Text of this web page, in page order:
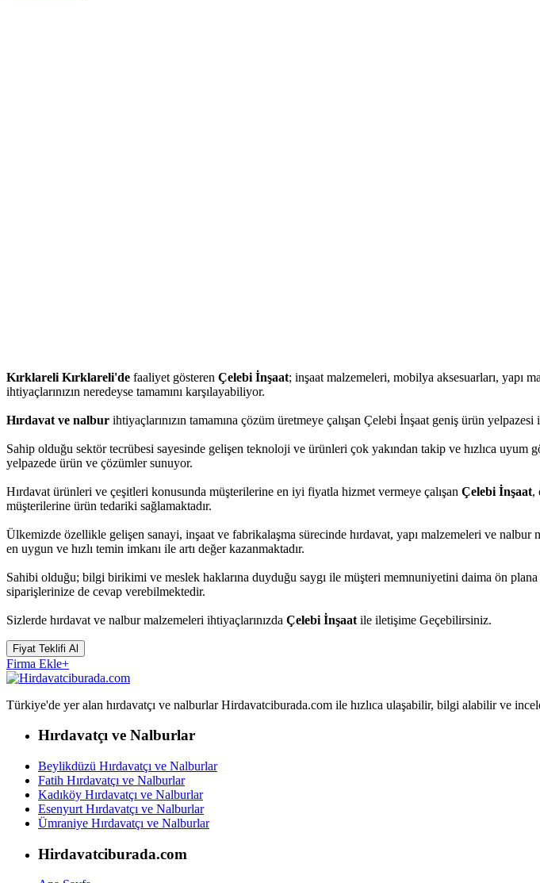
Kırklareli Kırklareli'de faaliyet gösteren Çelebi İnşaat; inşaat malzemeleri, mobilya aksesuarları, yapı
ihtiyaçlarınızın neredeyse tamamını karşılayabiliyor.
Hırdavat ve nalbur ihtiyaçlarınızın tamamına çözüm üretmeye çalışan Çelebi İnşaat geniş ürün
Sahip olduğu sektör tecrübesi sayesinde gelişen teknoloji ve ürünleri çok yakından takip ve hızlıca
yelpazede ürün ve çözümler sunuyor.
Hırdavat ürünleri ve çeşitleri konusunda müşterilerine en iyi fiyatla hizmet vermeye çalışan Çelebi İnşaat,
müşterilerine ürün tedariki sağlamaktadır.
Ülkemizde özellikle gelişen sanayi, inşaat ve fabrikalaşma sürecinde hırdavat, yapı malzemeleri ve
en uygun ve hızlı temin imkanı ile artı değer kazanmaktadır.
Sahibi olduğu; bilgi birikimi ve meslek haklarına duyduğu saygı ile müşteri memnuniyetini daima ön plana
siparişlerinize de cevap verebilmektedir.
Sizlerde hırdavat ve nalbur malzemeleri ihtiyaçlarınızda Çelebi İnşaat ile iletişime Geçebilirsiniz.
Fiyat Teklifi Al
Firma Ekle+
Türkiye'de yer alan hırdavatçı ve nalburlar Hirdavatciburada.com ile hızlıca ulaşabilir, bilgi alabilir ve
Hırdavatçı ve Nalburlar
Beylikdüzü Hırdavatçı ve Nalburlar
Fatih Hırdavatçı ve Nalburlar
Kadıköy Hırdavatçı ve Nalburlar
Esenyurt Hırdavatçı ve Nalburlar
Ümraniye Hırdavatçı ve Nalburlar
Hirdavatciburada.com